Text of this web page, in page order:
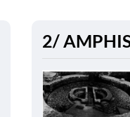
2/